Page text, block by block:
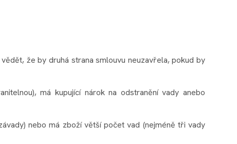
že by druhá strana smlouvu neuzavřela, pokud by
má kupující nárok na odstranění vady anebo
nebo má zboží větší počet vad (nejméně tři vady